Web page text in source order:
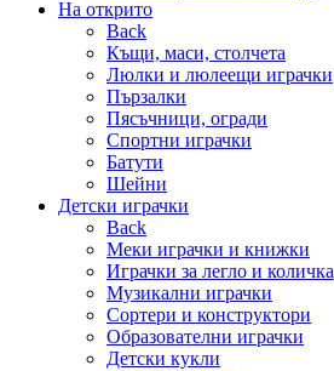
На открито
Back
Къщи, маси, столчета
Люлки и люлеещи играчки
Пързалки
Пясъчници, огради
Спортни играчки
Батути
Шейни
Детски играчки
Back
Меки играчки и книжки
Играчки за легло и количка
Музикални играчки
Сортери и конструктори
Образователни играчки
Детски кукли